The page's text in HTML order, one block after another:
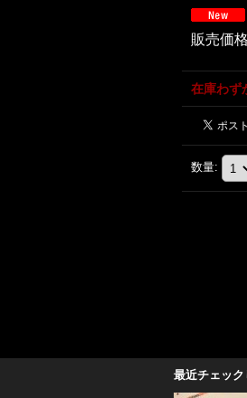
販売価格
在庫わず
数量:
最近チェッ